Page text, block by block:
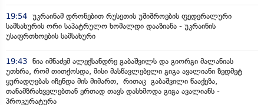
19:54 უკრაინამ დრონებით რუსეთის უშიშროების ფედერალური
სამსახურის ორი საპატრულო ხომალდი დააზიანა - უკრაინის
უსაფრთხოების სამსახური
19:43 ნია იმნაძემ ალექსანდრე გაბაშვილს და გიორგი მალანიას
უთხრა, რომ თითქოსდა, მისი მასწავლებელი გიგა ავალიანი ზედმეტ
ყურადღებას იჩენდა მის მიმართ, რითაც გაბაშვილი წააქეზა,
თანამზრახველებთან ერთად თავს დასხმოდა გიგა ავალიანს -
პროკურატურა